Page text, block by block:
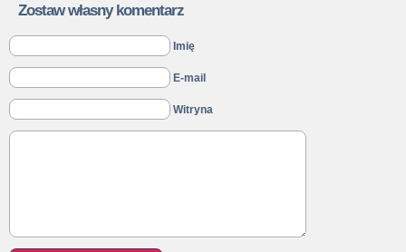
Zostaw własny komentarz
Imię
E-mail
Witryna